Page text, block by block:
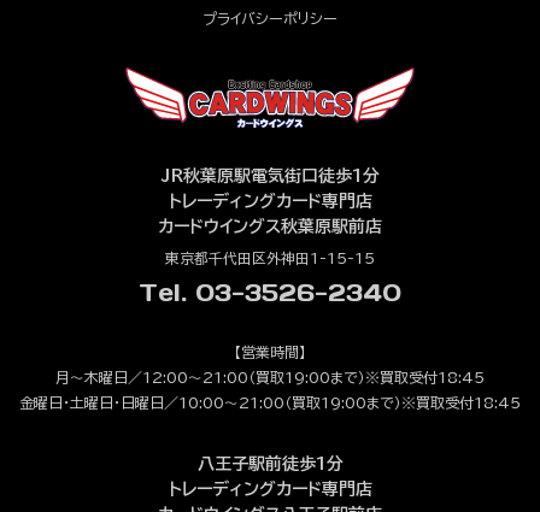
プライバシーポリシー
JR秋葉原駅電気街口徒歩1分
トレーディングカード専門店
カードウイングス秋葉原駅前店
東京都千代田区外神田1-15-15
Tel. 03-3526-2340
【営業時間】
月～木曜日／12:00～21:00（買取19:00まで）※買取受付18:45
金曜日・土曜日・日曜日／10:00～21:00（買取19:00まで）※買取受付18:45
八王子駅前徒歩1分
トレーディングカード専門店